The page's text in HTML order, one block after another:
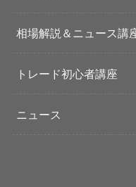
相場解説＆ニュース講
トレード初心者講座
ニュース